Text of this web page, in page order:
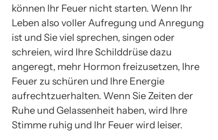
können Ihr Feuer nicht starten. Wenn Ihr
Leben also voller Aufregung und Anregung
ist und Sie viel sprechen, singen oder
schreien, wird Ihre Schilddrüse dazu
angeregt, mehr Hormon freizusetzen, Ihre
Feuer zu schüren und Ihre Energie
aufrechtzuerhalten. Wenn Sie Zeiten der
Ruhe und Gelassenheit haben, wird Ihre
Stimme ruhig und Ihr Feuer wird leiser.